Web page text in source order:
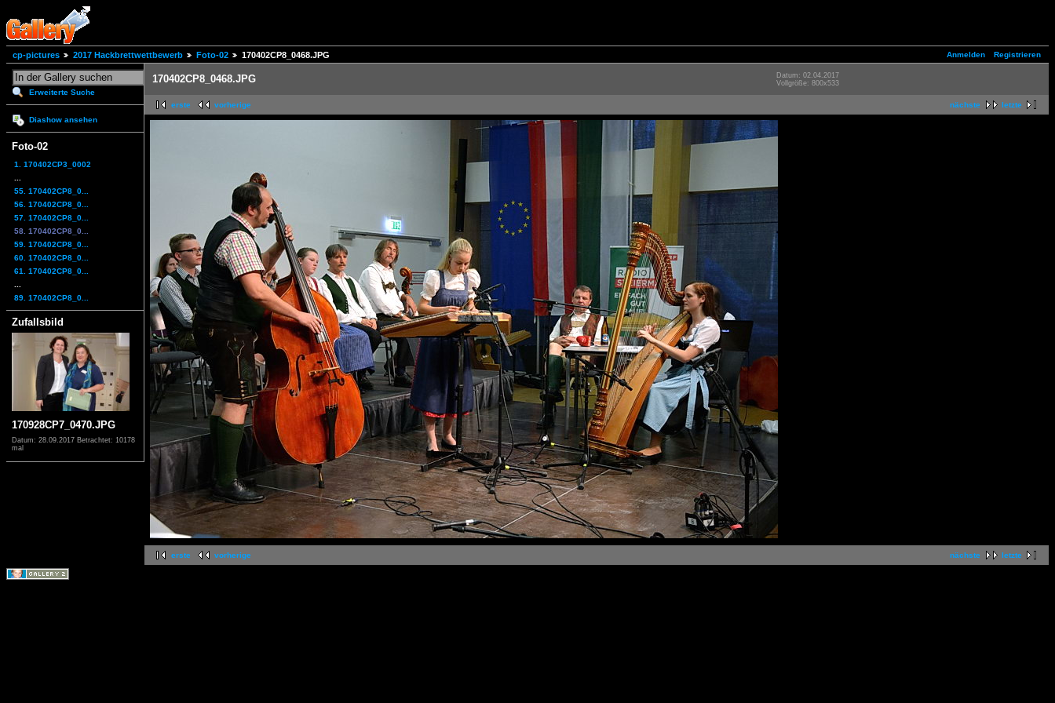
Anmelden Registrieren
cp-pictures 2017 Hackbrettwettbewerb Foto-02 170402CP8_0468.JPG
Erweiterte Suche
Diashow ansehen
Foto-02
1. 170402CP3_0002
55. 170402CP8_0...
56. 170402CP8_0...
57. 170402CP8_0...
58. 170402CP8_0...
59. 170402CP8_0...
60. 170402CP8_0...
61. 170402CP8_0...
89. 170402CP8_0...
Zufallsbild
170928CP7_0470.JPG
Datum: 28.09.2017 Betrachtet: 10178
mal
170402CP8_0468.JPG
Datum: 02.04.2017
Vollgröße: 800x533
nächste letzte
erste vorherige
nächste letzte
erste vorherige